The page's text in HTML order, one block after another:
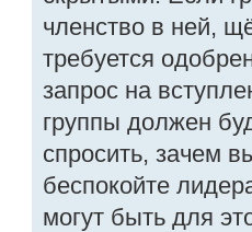
членство в ней,
требуется
запрос на
группы должен
спросить, зачем
беспокойте
могут быть для